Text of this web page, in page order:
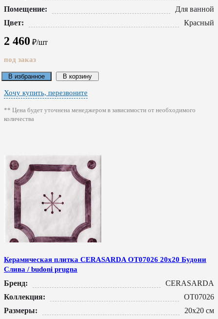
Помещение:
Для ванной
Цвет:
Красный
2 460 ₽/шт
под заказ
В избранное В корзину
Хочу купить, перезвоните
** Цена будет уточнена менеджером в зависимости от необходимого
количества
Керамическая плитка CERASARDA ОТ07026 20x20 Будони
Слива / budoni prugna
Бренд:
CERASARDA
Коллекция:
ОТ07026
Размеры:
20x20 см